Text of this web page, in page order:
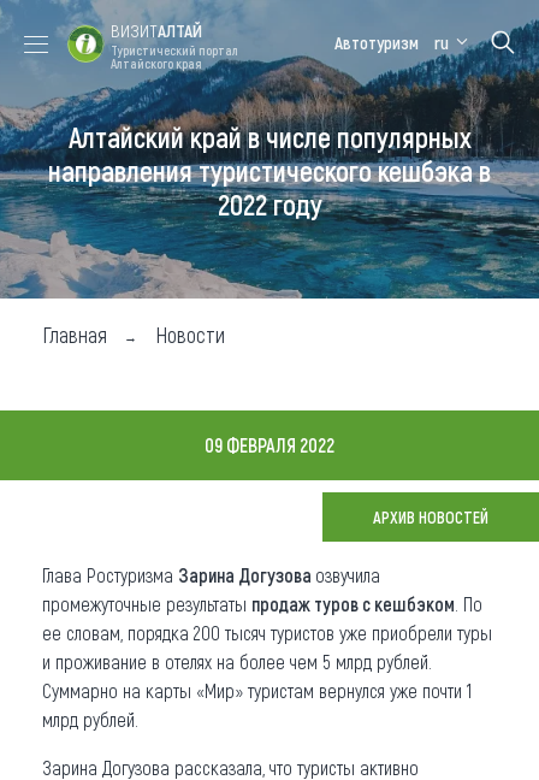
Форум VISIT
ALTAI
Цветение
маральника
Медицинский
форум
Алтайская
зимовка
Туры
Где побывать
Чем заняться
Карта
Что привезти (сувениры)
О регионе
Коллекция впечатлений
Другие рубрики
ВИЗИТАЛТАЙ
Туристический портал
Алтайского края
Автотуризм ru
Алтайский край в числе популярных
направления туристического кешбэка в
2022 году
Главная Новости
09 ФЕВРАЛЯ 2022
АРХИВ НОВОСТЕЙ
Глава Ростуризма Зарина Догузова озвучила
промежуточные результаты продаж туров с кешбэком . По
ее словам, порядка 200 тысяч туристов уже приобрели туры
и проживание в отелях на более чем 5 млрд рублей.
Суммарно на карты «Мир» туристам вернулся уже почти 1
млрд рублей.
Зарина Догузова рассказала, что туристы активно